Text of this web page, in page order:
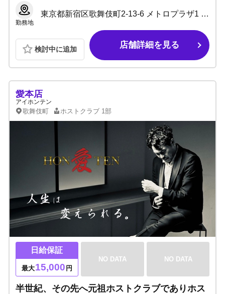
勤務地
東京都新宿区歌舞伎町2-13-6 メトロプラザ1 4階IJ室
検討中に追加 店舗詳細を見る
愛本店
アイホンテン
歌舞伎町 ホストクラブ 1部
日給保証
最大15,000 円
NO DATA NO DATA
半世紀、その先へ元祖ホストクラブでありホス